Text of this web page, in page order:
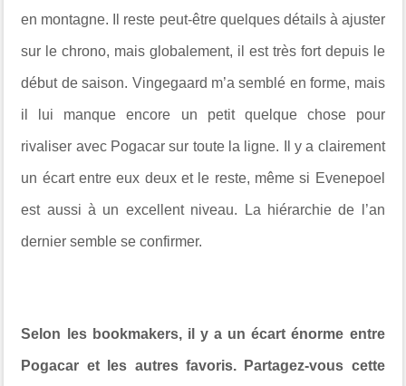
en montagne. Il reste peut-être quelques détails à ajuster
sur le chrono, mais globalement, il est très fort depuis le
début de saison. Vingegaard m’a semblé en forme, mais
il lui manque encore un petit quelque chose pour
rivaliser avec Pogacar sur toute la ligne. Il y a clairement
un écart entre eux deux et le reste, même si Evenepoel
est aussi à un excellent niveau. La hiérarchie de l’an
dernier semble se confirmer.
Selon les bookmakers, il y a un écart énorme entre
Pogacar et les autres favoris. Partagez-vous cette